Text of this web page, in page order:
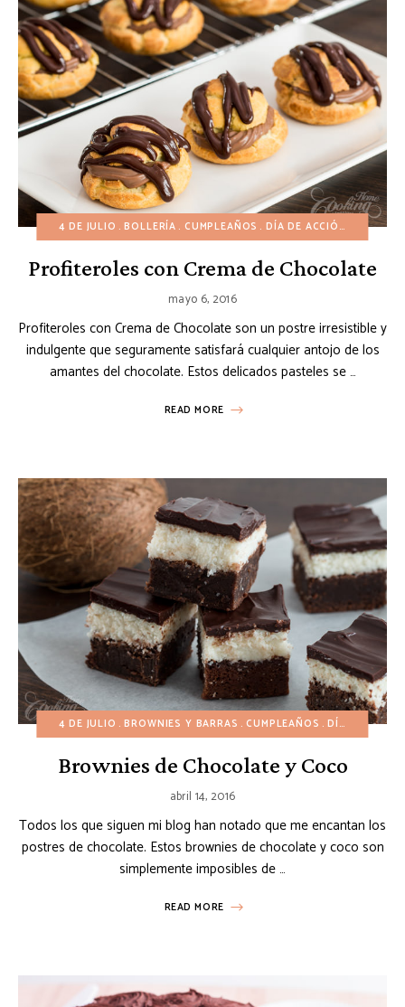
4 DE JULIO BOLLERÍA CUMPLEAÑOS DÍA DE ACCIÓN DE GRACIAS
Profiteroles con Crema de Chocolate
mayo 6, 2016
Profiteroles con Crema de Chocolate son un postre irresistible y
indulgente que seguramente satisfará cualquier antojo de los
amantes del chocolate. Estos delicados pasteles se …
READ MORE
4 DE JULIO BROWNIES Y BARRAS CUMPLEAÑOS DÍA DE ACCIÓN DE GRACIAS
Brownies de Chocolate y Coco
abril 14, 2016
Todos los que siguen mi blog han notado que me encantan los
postres de chocolate. Estos brownies de chocolate y coco son
simplemente imposibles de …
READ MORE